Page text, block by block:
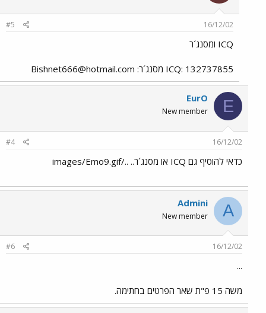
16/12/02
#5
ICQ ומסנג´ר
ICQ: 132737855 מסנג´ר: Bishnet666@hotmail.com
E
EurO
New member
16/12/02
#4
כדאי להוסיף גם ICQ או מסנג´ר.. ../images/Emo9.gif
A
Admini
New member
16/12/02
#6
...
משה 15 פ"ת שאר הפרטים בחתימה.